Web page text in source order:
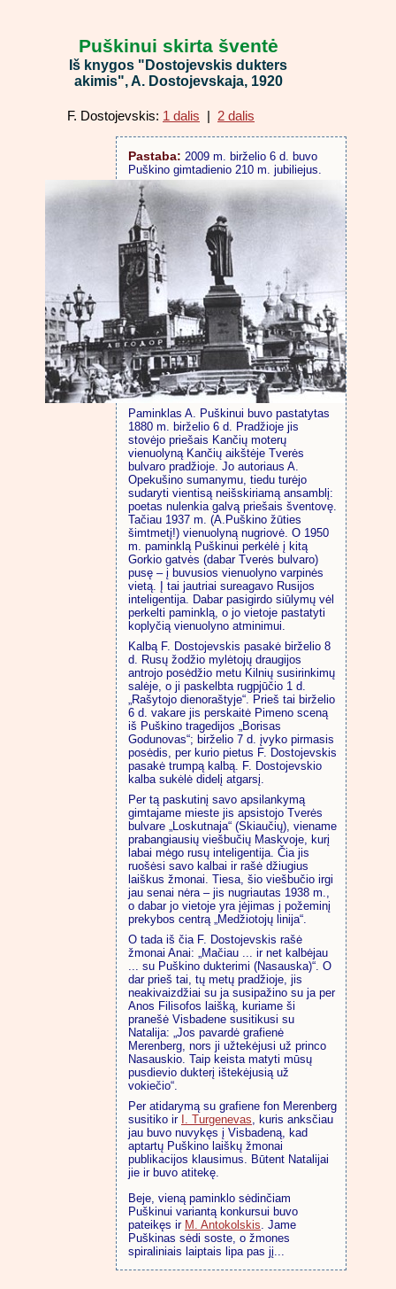
Puškinui skirta šventė
Iš knygos "Dostojevskis dukters
akimis", A. Dostojevskaja, 1920
F. Dostojevskis: 1 dalis | 2 dalis
Pastaba: 2009 m. birželio 6 d. buvo
Puškino gimtadienio 210 m. jubiliejus.
Paminklas A. Puškinui buvo pastatytas
1880 m. birželio 6 d. Pradžioje jis
stovėjo priešais Kančių moterų
vienuolyną Kančių aikštėje Tverės
bulvaro pradžioje. Jo autoriaus A.
Opekušino sumanymu, tiedu turėjo
sudaryti vientisą neišskiriamą ansamblį:
poetas nulenkia galvą priešais šventovę.
Tačiau 1937 m. (A.Puškino žūties
šimtmetį!) vienuolyną nugriovė. O 1950
m. paminklą Puškinui perkėlė į kitą
Gorkio gatvės (dabar Tverės bulvaro)
pusę – į buvusios vienuolyno varpinės
vietą. Į tai jautriai sureagavo Rusijos
inteligentija. Dabar pasigirdo siūlymų vėl
perkelti paminklą, o jo vietoje pastatyti
koplyčią vienuolyno atminimui.
Kalbą F. Dostojevskis pasakė birželio 8
d. Rusų žodžio mylėtojų draugijos
antrojo posėdžio metu Kilnių susirinkimų
salėje, o ji paskelbta rugpjūčio 1 d.
„Rašytojo dienoraštyje“. Prieš tai birželio
6 d. vakare jis perskaitė Pimeno sceną
iš Puškino tragedijos „Borisas
Godunovas“; birželio 7 d. įvyko pirmasis
posėdis, per kurio pietus F. Dostojevskis
pasakė trumpą kalbą. F. Dostojevskio
kalba sukėlė didelį atgarsį.
Per tą paskutinį savo apsilankymą
gimtajame mieste jis apsistojo Tverės
bulvare „Loskutnaja“ (Skiaučių), viename
prabangiausių viešbučių Maskvoje, kurį
labai mėgo rusų inteligentija. Čia jis
ruošėsi savo kalbai ir rašė džiugius
laiškus žmonai. Tiesa, šio viešbučio irgi
jau senai nėra – jis nugriautas 1938 m.,
o dabar jo vietoje yra įėjimas į požeminį
prekybos centrą „Medžiotojų linija“.
O tada iš čia F. Dostojevskis rašė
žmonai Anai: „Mačiau ... ir net kalbėjau
... su Puškino dukterimi (Nasauska)“. O
dar prieš tai, tų metų pradžioje, jis
neakivaizdžiai su ja susipažino su ja per
Anos Filisofos laišką, kuriame ši
pranešė Visbadene susitikusi su
Natalija: „Jos pavardė grafienė
Merenberg, nors ji užtekėjusi už princo
Nasauskio. Taip keista matyti mūsų
pusdievio dukterį ištekėjusią už
vokiečio“.
Per atidarymą su grafiene fon Merenberg
susitiko ir I. Turgenevas, kuris anksčiau
jau buvo nuvykęs į Visbadeną, kad
aptartų Puškino laiškų žmonai
publikacijos klausimus. Būtent Natalijai
jie ir buvo atitekę.
Beje, vieną paminklo sėdinčiam
Puškinui variantą konkursui buvo
pateikęs ir M. Antokolskis. Jame
Puškinas sėdi soste, o žmones
spiraliniais laiptais lipa pas jį...